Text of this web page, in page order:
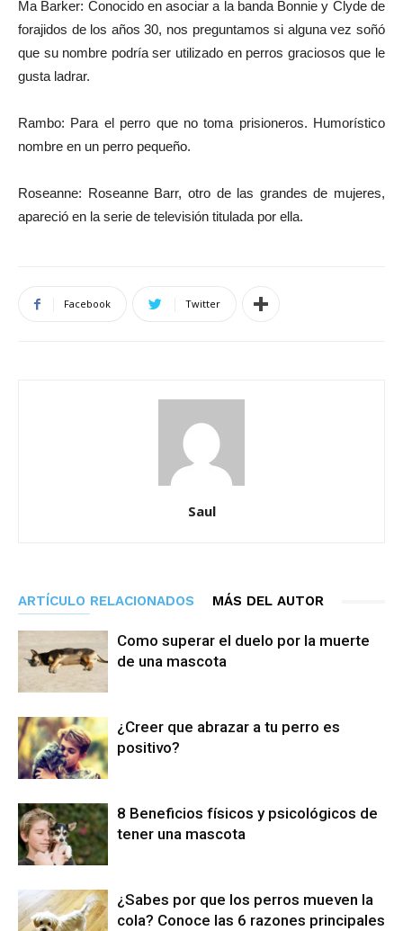
Ma Barker: Conocido en asociar a la banda Bonnie y Clyde de
forajidos de los años 30, nos preguntamos si alguna vez soñó
que su nombre podría ser utilizado en perros graciosos que le
gusta ladrar.
Rambo: Para el perro que no toma prisioneros. Humorístico
nombre en un perro pequeño.
Roseanne: Roseanne Barr, otro de las grandes de mujeres,
apareció en la serie de televisión titulada por ella.
Facebook Twitter
Saul
ARTÍCULO RELACIONADOS MÁS DEL AUTOR
Como superar el duelo por la muerte
de una mascota
¿Creer que abrazar a tu perro es
positivo?
8 Beneficios físicos y psicológicos de
tener una mascota
¿Sabes por que los perros mueven la
cola? Conoce las 6 razones principales